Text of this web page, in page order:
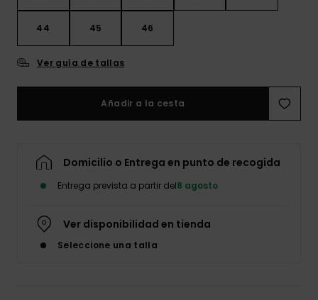
44 45 46
Ver guía de tallas
Añadir a la cesta
Domicilio o Entrega en punto de recogida
Entrega prevista a partir del8 agosto
Ver disponibilidad en tienda
Seleccione una talla